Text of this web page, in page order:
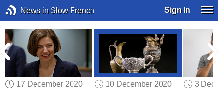
News in Slow French Sign In
17 December 2020
10 December 2020
3